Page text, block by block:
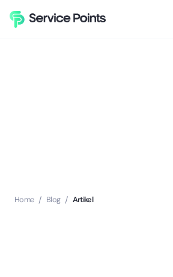
Home / Blog / Artikel